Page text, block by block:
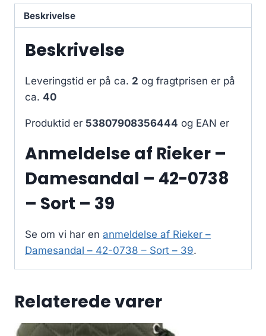
Beskrivelse
Beskrivelse
Leveringstid er på ca. 2 og fragtprisen er på
ca. 40
Produktid er 53807908356444 og EAN er
Anmeldelse af Rieker –
Damesandal – 42-0738
– Sort – 39
Se om vi har en anmeldelse af Rieker –
Damesandal – 42-0738 – Sort – 39.
Relaterede varer